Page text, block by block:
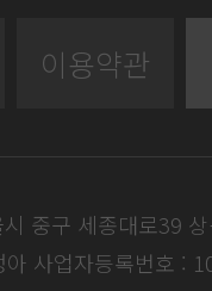
이용약관
중구 세종대로39
아 사업자등록번호 :